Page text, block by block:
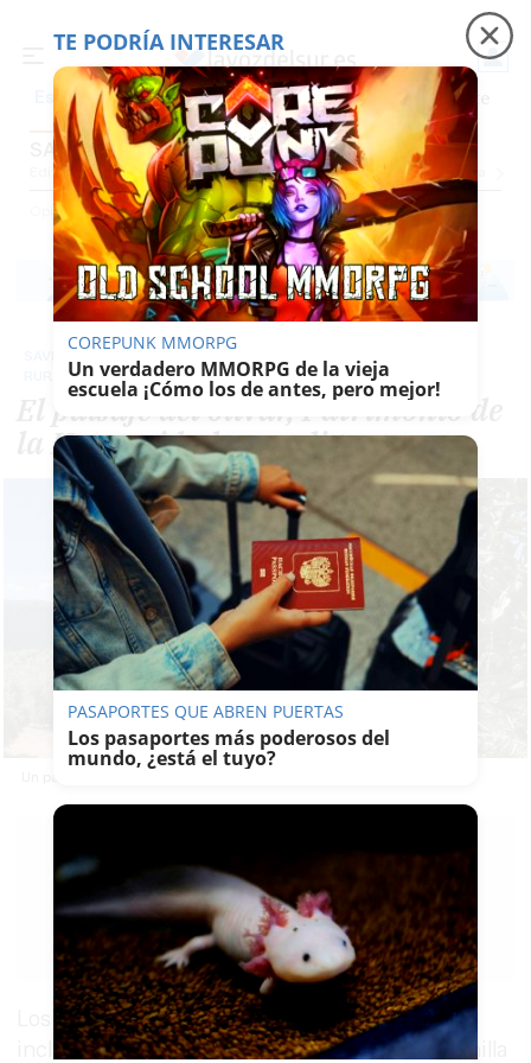
Es noticia Precio luz Padre Coraje Fábrica de botellas
SAVIA RURAL
EditorialCartas Y VídeosEl Dedo En La LlagaCaspa Un Recién Llegado
Opinión Savia Rural
RURAL
El paisaje del olivar, Patrimonio de
la Humanidad, en peligro
MARTÍNEZ
08/06/2024h.
Facebook
X WhatsApp
Copy
Link
Guardar 0
Los olivareros y los alcaldes de la zona 14, que
incluye los municipios de Arjona, Lopera, Arjonilla
TE PODRÍA INTERESAR
COREPUNK MMORPG
Un verdadero MMORPG de la vieja
escuela ¡Cómo los de antes, pero mejor!
PASAPORTES QUE ABREN PUERTAS
Los pasaportes más poderosos del
mundo, ¿está el tuyo?